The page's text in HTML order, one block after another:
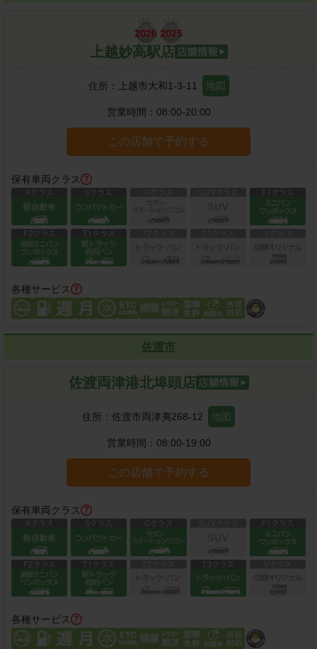
上越妙高駅店
住所： 上越市大和1-3-11 地図
営業時間： 08:00-20:00
この店舗で予約する
保有車両クラス
各種サービス
佐渡市
佐渡両津港北埠頭店
住所： 佐渡市両津夷268-12 地図
営業時間： 08:00-19:00
この店舗で予約する
保有車両クラス
各種サービス